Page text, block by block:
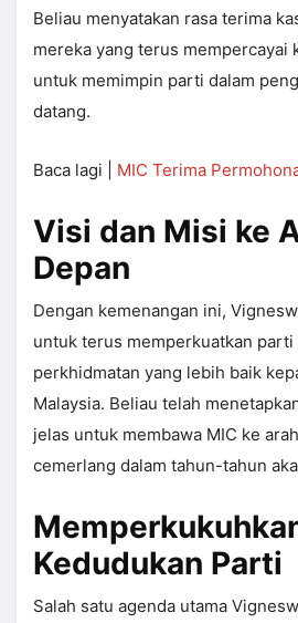
Beliau menyatakan rasa terima
mereka yang terus mempercayai
untuk memimpin parti dalam
datang.
Baca lagi | MIC Terima
Visi dan Misi ke
Depan
Dengan kemenangan ini,
untuk terus memperkuatkan parti
perkhidmatan yang lebih baik
Malaysia. Beliau telah
jelas untuk membawa MIC ke
cemerlang dalam tahun-tahun
Kedudukan Parti
Salah satu agenda utama